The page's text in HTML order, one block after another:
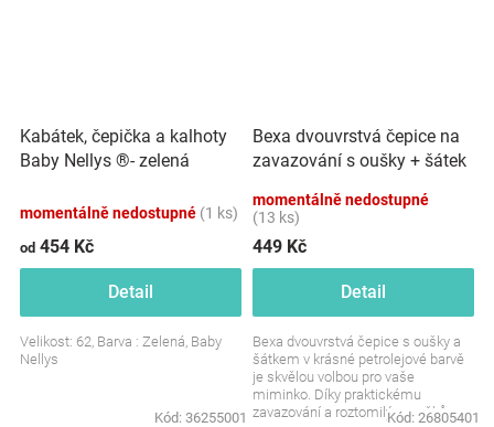
Kabátek, čepička a kalhoty
Baby Nellys ®- zelená
momentálně nedostupné (1 ks)
od 454 Kč
Detail
Velikost: 62, Barva : Zelená, Baby
Nellys
Kód: 36255001
Bexa dvouvrstvá čepice na
zavazování s oušky + šátek
momentálně nedostupné
(13 ks)
449 Kč
Detail
Bexa dvouvrstvá čepice s oušky a
šátkem v krásné petrolejové barvě
je skvělou volbou pro vaše
miminko. Díky praktickému
zavazování a roztomilým ouškům
Kód: 26805401